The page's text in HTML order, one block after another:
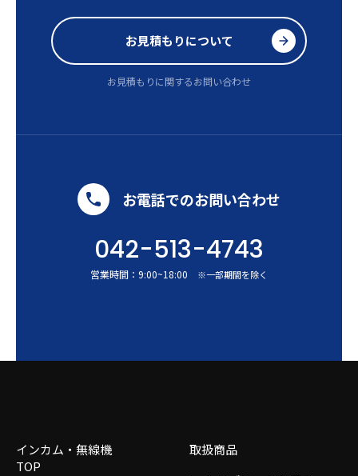
お見積もりについて
お見積もりに関するお問い合わせ
お電話でのお問い合わせ
042-513-4743
営業時間： 9:00~18:00 ※一部期間を除く
インカム・無線機
TOP
取扱商品